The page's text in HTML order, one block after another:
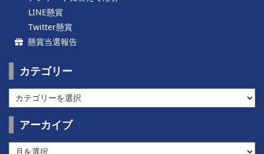
LINE懸賞
Twitter懸賞
懸賞当選報告
カテゴリー
テ
ゴ
ー
アーカイブ